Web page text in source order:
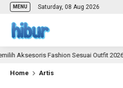
MENU Saturday, 08 Aug 2026
Fashion Sesuai Outfit 2026
Home Artis